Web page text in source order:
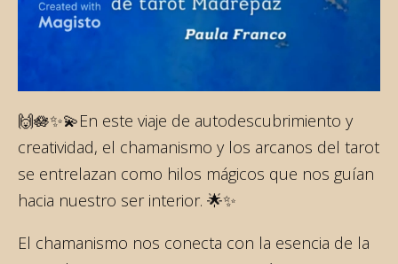
🙌🪷✨💫En este viaje de autodescubrimiento y
creatividad, el chamanismo y los arcanos del tarot
se entrelazan como hilos mágicos que nos guían
hacia nuestro ser interior. 🌟✨
El chamanismo nos conecta con la esencia de la